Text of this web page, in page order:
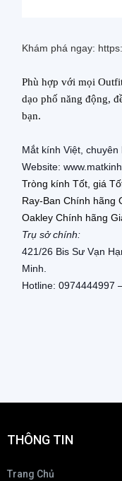
Khám phá ngay:
Phù hợp với mọi
dạo phố năng động,
bạn.
Mắt kính Việt, chuyên
Website:
Tròng kính Tốt, giá Tố
Ray-Ban Chính hãng
Oakley Chính hãng
Trụ sở chính:
421/26 Bis Sư Vạn
Minh.
Hotline: 0974444997
THÔNG TIN
Trang Chủ